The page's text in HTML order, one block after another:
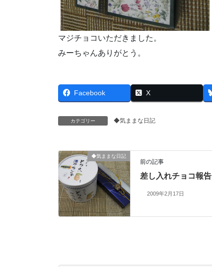
マジチョコいただきました。
みーちゃんありがとう。
Facebook X
カテゴリー ◆気ままな日記
◆気ままな日記
前の記事
差し入れチョコ報告
2009年2月17日